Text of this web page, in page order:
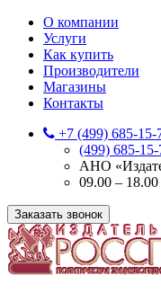
О компании
Услуги
Как купить
Производители
Магазины
Контакты
+7 (499) 685-15-
(499) 685-15-
АНО
09.00 –
Заказать звонок